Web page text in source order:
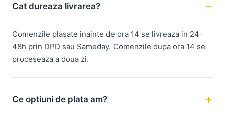
Cat dureaza livrarea?
Comenzile plasate inainte de ora 14 se livreaza in 24-
48h prin DPD sau Sameday. Comenzile dupa ora 14 se
proceseaza a doua zi.
Ce optiuni de plata am?